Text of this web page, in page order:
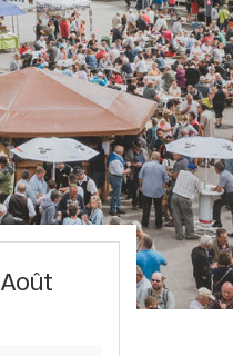
Août